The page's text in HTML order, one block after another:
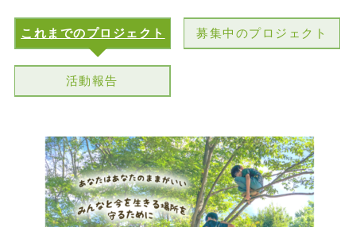
これまでのプロジェクト 募集中のプロジェクト
活動報告